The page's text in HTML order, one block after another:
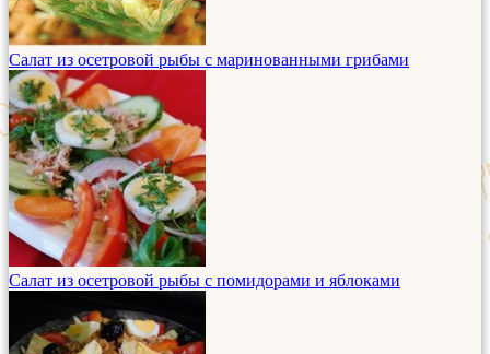
Салат из осетровой рыбы с маринованными грибами
Салат из осетровой рыбы с помидорами и яблоками